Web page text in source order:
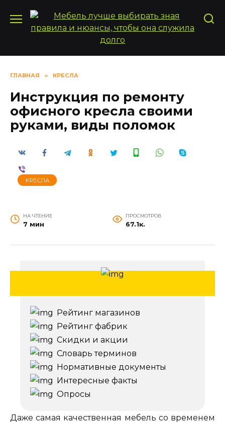
содержанию
ГЛАВНАЯ » КРЕСЛА
Инструкция по ремонту
офисного кресла своими
руками, виды поломок
КРЕСЛА
НА ЧТЕНИЕ
7 мин
ПРОСМОТРОВ
67.1к.
Рейтинг магазинов
Рейтинг фабрик
Скидки и акции
Словарь терминов
Нормативные документы
Интересные факты
Опросы
Даже самая качественная мебель со временем